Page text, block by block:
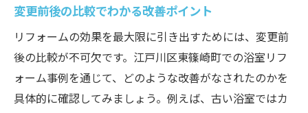
変更前後の比較でわかる改善ポイント
リフォームの効果を最大限に引き出すためには、変更前
後の比較が不可欠です。江戸川区東篠崎町での浴室リフ
ォーム事例を通じて、どのような改善がなされたのかを
具体的に確認してみましょう。例えば、古い浴室ではカ